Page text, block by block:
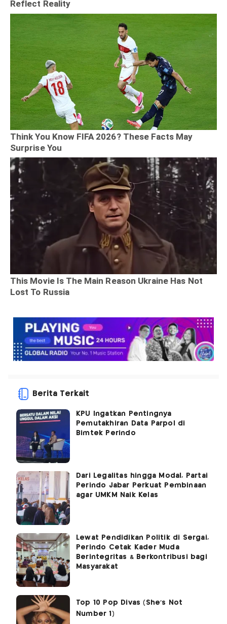
Berita Terkait
KPU Ingatkan Pentingnya
Pemutakhiran Data Parpol di
Bimtek Perindo
Dari Legalitas hingga Modal, Partai
Perindo Jabar Perkuat Pembinaan
agar UMKM Naik Kelas
Lewat Pendidikan Politik di Sergai,
Perindo Cetak Kader Muda
Berintegritas & Berkontribusi bagi
Masyarakat